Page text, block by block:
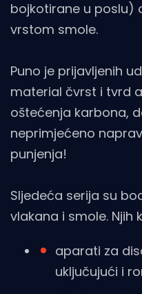
bojkotirane u poslu)
vrstom smole.
Puno je prijavljenih
material čvrst i tvrd
oštećenja karbona,
neprimjećeno
punjenja!
Sljedeća serija su
vlakana i smole. Njih
aparati za
uključujući i